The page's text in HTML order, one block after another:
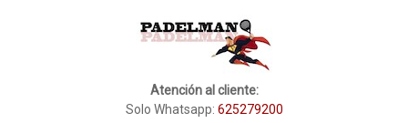
Atención al cliente:
Solo Whatsapp: 625279200